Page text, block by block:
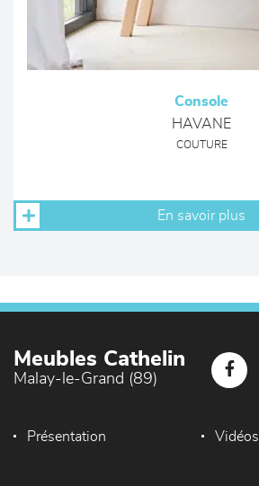
Console
HAVANE
COUTURE
En savoir plus
Meubles Cathelin
Malay-le-Grand (89)
Présentation Vidéos